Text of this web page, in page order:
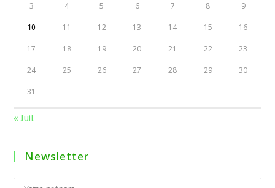
3 4 5 6 7 8 9
10 11 12 13 14 15 16
17 18 19 20 21 22 23
24 25 26 27 28 29 30
31
« Juil
Newsletter